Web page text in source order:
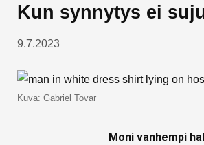
Kun synnytys ei
9.7.2023
Kuva: Gabriel Tovar
Moni vanhempi